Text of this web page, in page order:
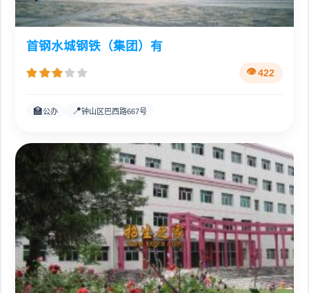
首钢水城钢铁（集团）有
422
🏫公办 📍钟山区巴西路667号